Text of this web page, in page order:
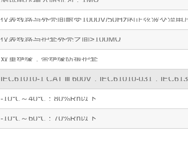
仪表线路与外壳间耐受1000V/50Hz的正弦波交流电
仪表线路与护套外壳之间≥100MΩ
双重绝缘，带绝缘防振护套
IEC61010-1 CAT Ⅲ 600V，IEC61010-031，
-10℃～40℃；80%Rh以下
-10℃～60℃；70%Rh以下